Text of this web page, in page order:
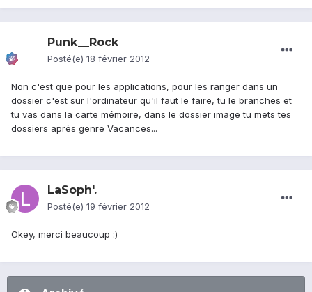
Punk__Rock
Posté(e) 18 février 2012
Non c'est que pour les applications, pour les ranger dans un
dossier c'est sur l'ordinateur qu'il faut le faire, tu le branches et
tu vas dans la carte mémoire, dans le dossier image tu mets tes
dossiers après genre Vacances...
LaSoph'.
Posté(e) 19 février 2012
Okey, merci beaucoup :)